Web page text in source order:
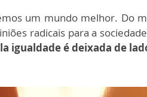
um mundo melhor. Do
radicais para a
igualdade é deixada de